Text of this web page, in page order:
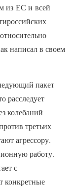
из ЕС и всей
написал в своем
пакет
расследует
колебаний
третьих
агрессору.
работу.
с
конкретные